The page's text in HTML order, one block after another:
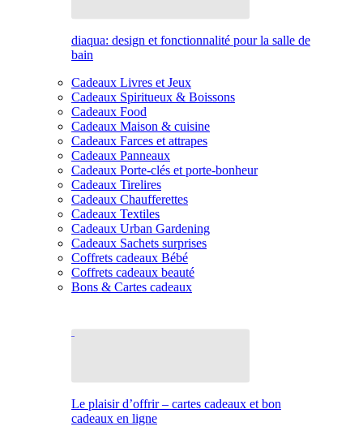
diaqua: design et fonctionnalité pour la salle de
bain
Cadeaux Livres et Jeux
Cadeaux Spiritueux & Boissons
Cadeaux Food
Cadeaux Maison & cuisine
Cadeaux Farces et attrapes
Cadeaux Panneaux
Cadeaux Porte-clés et porte-bonheur
Cadeaux Tirelires
Cadeaux Chaufferettes
Cadeaux Textiles
Cadeaux Urban Gardening
Cadeaux Sachets surprises
Coffrets cadeaux Bébé
Coffrets cadeaux beauté
Bons & Cartes cadeaux
Le plaisir d’offrir – cartes cadeaux et bon
cadeaux en ligne